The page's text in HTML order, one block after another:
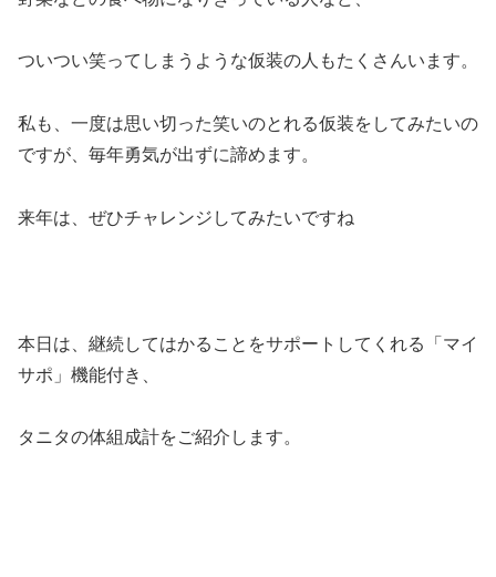
ついつい笑ってしまうような仮装の人もたくさんいます。
私も、一度は思い切った笑いのとれる仮装をしてみたいの
ですが、毎年勇気が出ずに諦めます。
来年は、ぜひチャレンジしてみたいですね
本日は、継続してはかることをサポートしてくれる「マイ
サポ」機能付き、
タニタの体組成計をご紹介します。